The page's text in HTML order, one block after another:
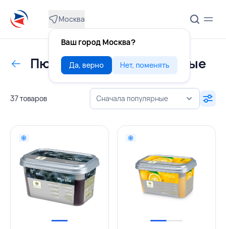
Москва
Ваш город Москва?
Да, верно Нет, поменять
Пюре ягодные, фруктовые
37 товаров Сначала популярные